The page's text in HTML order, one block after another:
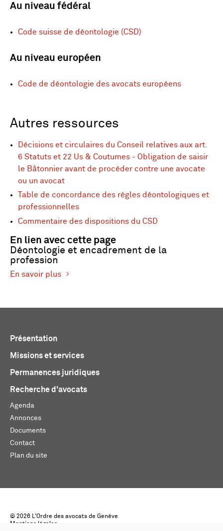
Au niveau fédéral
Code suisse de déontologie (CSD)
Au niveau européen
Code de déontologie des avocats européens
Autres ressources
Décisions et circulaires du Conseil relatives aux art.
6 Statuts et 22 Us & Coutumes - Obligation de saisir
le Bâtonnier avant de procéder contre une avocate
ou un avocat
Table de concordance des règles déontologiques et
professionnelles
Commentaire des dispositions du CSD
En lien avec cette page
Déontologie et encadrement de la
profession
En savoir plus
Présentation
Missions et services
Permanences juridiques
Recherche d'avocats
Agenda
Annonces
Documents
Contact
Plan du site
© 2026 L'Ordre des avocats de Genève
Mentions légales